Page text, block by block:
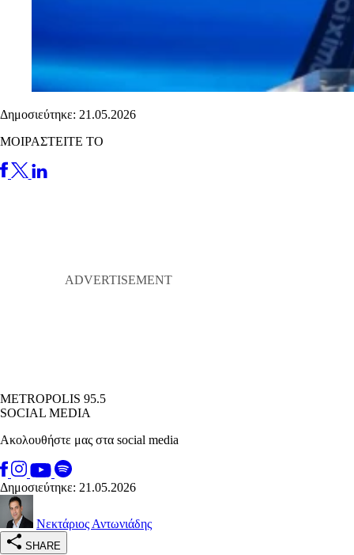
Δημοσιεύτηκε: 21.05.2026
ΜΟΙΡΑΣΤΕΙΤΕ ΤΟ
METROPOLIS 95.5
SOCIAL MEDIA
Ακολουθήστε μας στα social media
Δημοσιεύτηκε: 21.05.2026
Νεκτάριος Αντωνιάδης
SHARE